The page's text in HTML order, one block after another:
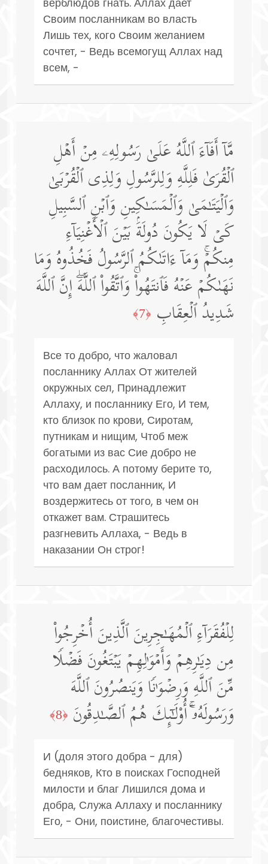
Своим посланникам во власть
Лишь тех, кого Своим желанием
сочтет, - Ведь всемогущ Аллах над
всем, -
مَّاۤ أَفَاۤءَ ٱللَّهُ عَلَىٰ رَسُولِهِۦ مِنۡ أَهۡلِ
ٱلۡقُرَىٰ فَلِلَّهِ وَلِلرَّسُولِ وَلِذِی ٱلۡقُرۡبَىٰ
وَٱلۡیَتَـٰمَىٰ وَٱلۡمَسَـٰكِینِ وَٱبۡنِ ٱلسَّبِیلِ
كَیۡ لَا یَكُونَ دُولَةَۢ بَیۡنَ ٱلۡأَغۡنِیَاۤءِ
مِنكُمۡۚ وَمَاۤ ءَاتَىٰكُمُ ٱلرَّسُولُ فَخُذُوهُ وَمَا
نَهَىٰكُمۡ عَنۡهُ فَٱنتَهُوا۟ۚ وَٱتَّقُوا۟ ٱللَّهَۖ إِنَّ ٱللَّهَ
شَدِیدُ ٱلۡعِقَابِ ﴿7﴾
Все то добро, что жаловал
посланнику Аллах От жителей
окружных сел, Принадлежит
Аллаху, и посланнику Его, И тем,
кто близок по крови, Сиротам,
путникам и нищим, Чтоб меж
богатыми из вас Сие добро не
расходилось. А потому берите то,
что вам дает посланник, И
воздержитесь от того, в чем он
откажет вам. Страшитесь
разгневить Аллаха, - Ведь в
наказании Он строг!
لِلۡفُقَرَاۤءِ ٱلۡمُهَـٰجِرِینَ ٱلَّذِینَ أُخۡرِجُوا۟
مِن دِیَـٰرِهِمۡ وَأَمۡوَ ٰ⁠لِهِمۡ یَبۡتَغُونَ فَضۡلࣰا
مِّنَ ٱللَّهِ وَرِضۡوَ ٰ⁠نࣰا وَیَنصُرُونَ ٱللَّهَ
وَرَسُولَهُۥۤۚ أُو۟لَـٰۤىِٕكَ هُمُ ٱلصَّـٰدِقُونَ ﴿8﴾
И (доля этого добра - для)
бедняков, Кто в поисках Господней
милости и благ Лишился дома и
добра, Служа Аллаху и посланнику
Его, - Они, поистине, благочестивы.